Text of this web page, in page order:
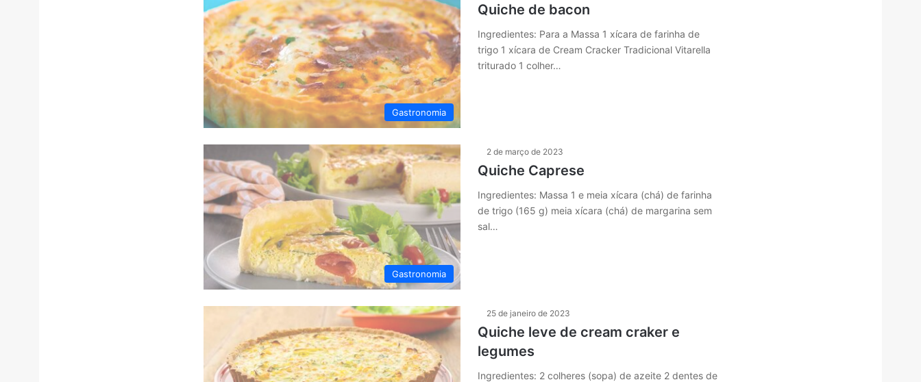
Gastronomia
Quiche de bacon
Ingredientes: Para a Massa 1 xícara de farinha de
trigo 1 xícara de Cream Cracker Tradicional Vitarella
triturado 1 colher…
Gastronomia
2 de março de 2023
Quiche Caprese
Ingredientes: Massa 1 e meia xícara (chá) de farinha
de trigo (165 g) meia xícara (chá) de margarina sem
sal…
25 de janeiro de 2023
Quiche leve de cream craker e
legumes
Ingredientes: 2 colheres (sopa) de azeite 2 dentes de